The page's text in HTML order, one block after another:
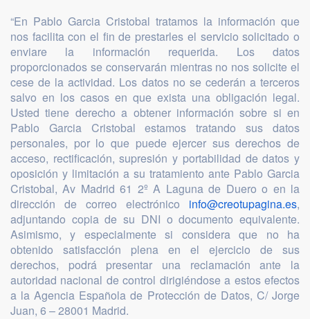
“En Pablo Garcia Cristobal tratamos la información que
nos facilita con el fin de prestarles el servicio solicitado o
enviare la información requerida. Los datos
proporcionados se conservarán mientras no nos solicite el
cese de la actividad. Los datos no se cederán a terceros
salvo en los casos en que exista una obligación legal.
Usted tiene derecho a obtener información sobre si en
Pablo Garcia Cristobal estamos tratando sus datos
personales, por lo que puede ejercer sus derechos de
acceso, rectificación, supresión y portabilidad de datos y
oposición y limitación a su tratamiento ante Pablo Garcia
Cristobal, Av Madrid 61 2º A Laguna de Duero o en la
dirección de correo electrónico info@creotupagina.es,
adjuntando copia de su DNI o documento equivalente.
Asimismo, y especialmente si considera que no ha
obtenido satisfacción plena en el ejercicio de sus
derechos, podrá presentar una reclamación ante la
autoridad nacional de control dirigiéndose a estos efectos
a la Agencia Española de Protección de Datos, C/ Jorge
Juan, 6 – 28001 Madrid.